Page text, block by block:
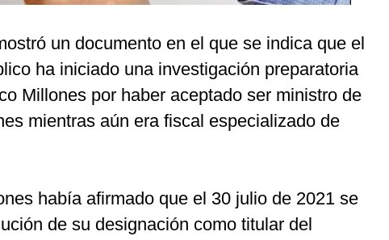
un documento en el que se indica que el
ha iniciado una investigación preparatoria
Millones por haber aceptado ser ministro de
mientras aún era fiscal especializado de
había afirmado que el 30 julio de 2021 se
de su designación como titular del